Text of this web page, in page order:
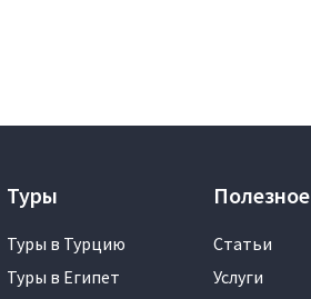
Туры
Туры в Турцию
Туры в Египет
Полезное
Статьи
Услуги